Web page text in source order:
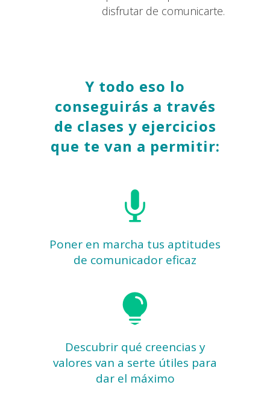
disfrutar de comunicarte.
Y todo eso lo
conseguirás a través
de clases y ejercicios
que te van a permitir:
Poner en marcha tus aptitudes
de comunicador eficaz
Descubrir qué creencias y
valores van a serte útiles para
dar el máximo